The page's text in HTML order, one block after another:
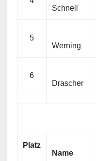
Schnell
5
Werning
6
Drascher
Platz
Name